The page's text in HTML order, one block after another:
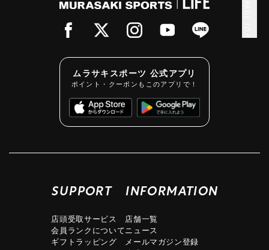
ムラサキスポーツ 公式アプリ
ポイント・クーポンもこのアプリで！
SUPPORT
店頭受取サービス
会員ランクについて
ギフトラッピング
INFORMATION
店舗一覧
ニュース
メールマガジン登録